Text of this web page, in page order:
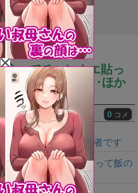
>
入ってチャレクエ貼っ
してくれない‥‥ほか
しろｗ
0 コメ
の上積みなんで異常者です
の大切さ語るだけあって飯の